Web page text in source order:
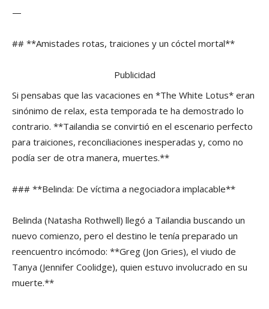
—
## **Amistades rotas, traiciones y un cóctel mortal**
Publicidad
Si pensabas que las vacaciones en *The White Lotus* eran
sinónimo de relax, esta temporada te ha demostrado lo
contrario. **Tailandia se convirtió en el escenario perfecto
para traiciones, reconciliaciones inesperadas y, como no
podía ser de otra manera, muertes.**
### **Belinda: De víctima a negociadora implacable**
Belinda (Natasha Rothwell) llegó a Tailandia buscando un
nuevo comienzo, pero el destino le tenía preparado un
reencuentro incómodo: **Greg (Jon Gries), el viudo de
Tanya (Jennifer Coolidge), quien estuvo involucrado en su
muerte.**